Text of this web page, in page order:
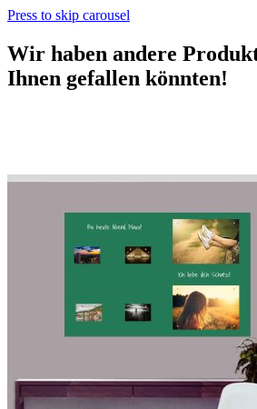
Press to skip carousel
Wir haben andere
Ihnen gefallen könnten!